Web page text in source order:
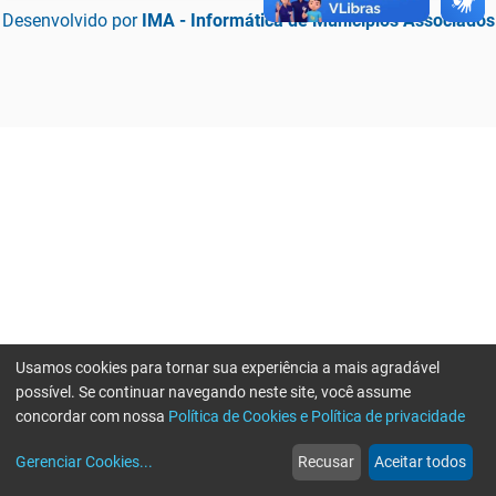
Desenvolvido por IMA - Informática de Municípios Associados
web
Notícias
more_horiz
Mais
Usamos cookies para tornar sua experiência a mais agradável
possível. Se continuar navegando neste site, você assume
concordar com nossa Política de Cookies e Política de privacidade
Gerenciar Cookies... Recusar Aceitar todos
Erro ao enviar informações, por favor tente novamente